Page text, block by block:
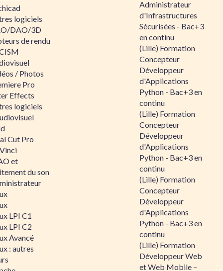
logiciels
DAO/3D
de rendu
/ Photos
Pro
Effects
logiciels
Cut Pro
et
du son
LPI C1
LPI C2
Avancé
: autres
Administrateur
d'Infrastructures
Sécurisées - Bac+3
en continu
(Lille) Formation
Concepteur
Développeur
d'Applications
Python - Bac+3 en
continu
(Lille) Formation
Concepteur
Développeur
d'Applications
Python - Bac+3 en
continu
(Lille) Formation
Concepteur
Développeur
d'Applications
Python - Bac+3 en
continu
(Lille) Formation
Développeur Web
et Web Mobile –